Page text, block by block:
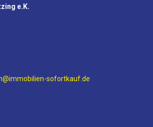
e.K.
sofortkauf.de